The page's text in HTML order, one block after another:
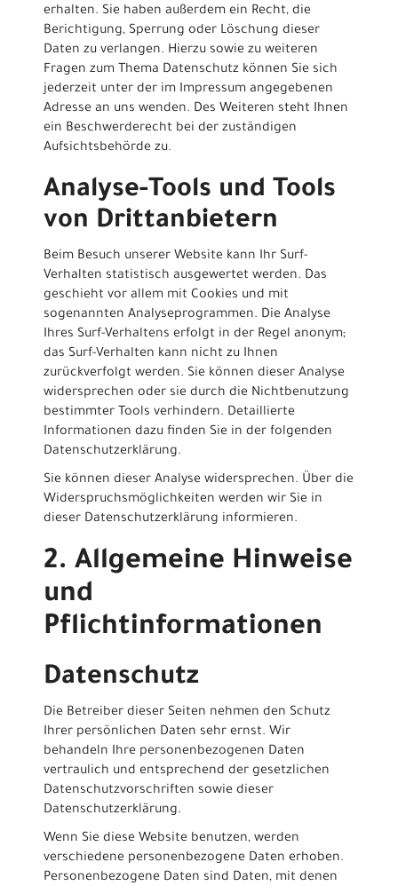
erhalten. Sie haben außerdem ein Recht, die
Berichtigung, Sperrung oder Löschung dieser
Daten zu verlangen. Hierzu sowie zu weiteren
Fragen zum Thema Datenschutz können Sie sich
jederzeit unter der im Impressum angegebenen
Adresse an uns wenden. Des Weiteren steht Ihnen
ein Beschwerderecht bei der zuständigen
Aufsichtsbehörde zu.
Analyse-Tools und Tools
von Drittanbietern
Beim Besuch unserer Website kann Ihr Surf-
Verhalten statistisch ausgewertet werden. Das
geschieht vor allem mit Cookies und mit
sogenannten Analyseprogrammen. Die Analyse
Ihres Surf-Verhaltens erfolgt in der Regel anonym;
das Surf-Verhalten kann nicht zu Ihnen
zurückverfolgt werden. Sie können dieser Analyse
widersprechen oder sie durch die Nichtbenutzung
bestimmter Tools verhindern. Detaillierte
Informationen dazu finden Sie in der folgenden
Datenschutzerklärung.
Sie können dieser Analyse widersprechen. Über die
Widerspruchsmöglichkeiten werden wir Sie in
dieser Datenschutzerklärung informieren.
2. Allgemeine Hinweise
und
Pflichtinformationen
Datenschutz
Die Betreiber dieser Seiten nehmen den Schutz
Ihrer persönlichen Daten sehr ernst. Wir
behandeln Ihre personenbezogenen Daten
vertraulich und entsprechend der gesetzlichen
Datenschutzvorschriften sowie dieser
Datenschutzerklärung.
Wenn Sie diese Website benutzen, werden
verschiedene personenbezogene Daten erhoben.
Personenbezogene Daten sind Daten, mit denen